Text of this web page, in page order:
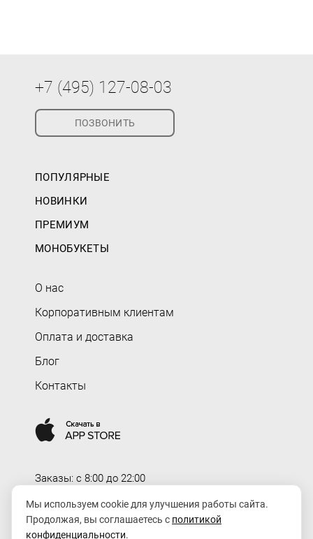
+7 (495) 127-08-03
ПОЗВОНИТЬ
ПОПУЛЯРНЫЕ
НОВИНКИ
ПРЕМИУМ
МОНОБУКЕТЫ
О нас
Корпоративным клиентам
Оплата и доставка
Блог
Контакты
Заказы: c 8:00 до 22:00
Доставка: c 8:00 до 00:00
order@rozaexpress.ru
Мы используем cookie для улучшения работы сайта.
Продолжая, вы соглашаетесь с политикой
конфиденциальности.